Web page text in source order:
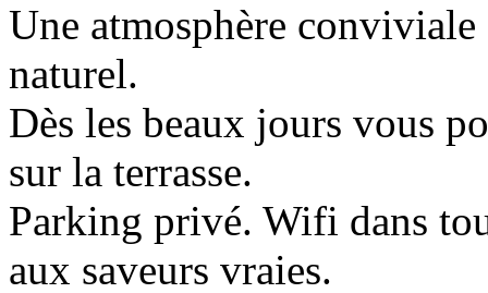
Une atmosphère conviviale
naturel.
Dès les beaux jours vous
sur la terrasse.
Parking privé. Wifi dans
aux saveurs vraies.